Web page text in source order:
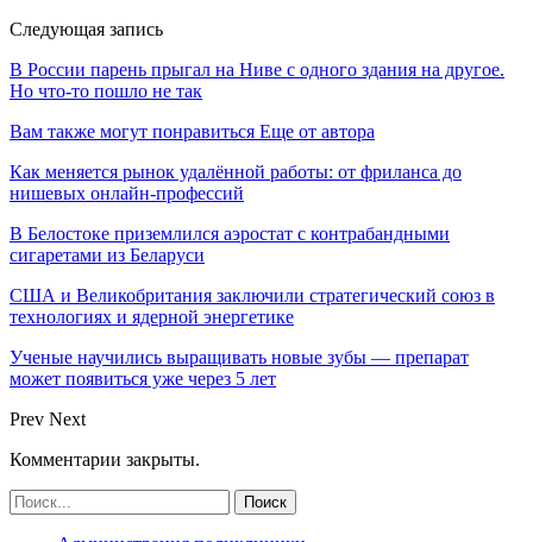
Следующая запись
В России парень прыгал на Ниве с одного здания на другое.
Но что-то пошло не так
Вам также могут понравиться Еще от автора
Как меняется рынок удалённой работы: от фриланса до
нишевых онлайн-профессий
В Белостоке приземлился аэростат с контрабандными
сигаретами из Беларуси
США и Великобритания заключили стратегический союз в
технологиях и ядерной энергетике
Ученые научились выращивать новые зубы — препарат
может появиться уже через 5 лет
Prev Next
Комментарии закрыты.